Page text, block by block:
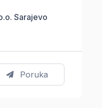
Sarajevo
Poruka